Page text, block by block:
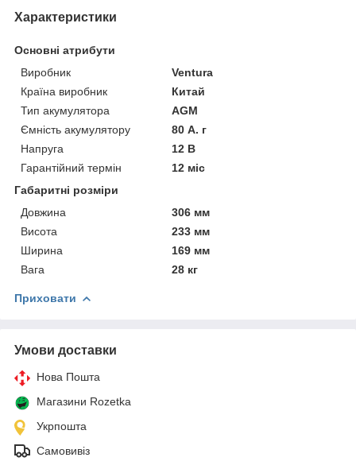
Характеристики
Основні атрибути
Виробник
Ventura
Країна виробник
Китай
Тип акумулятора
AGM
Ємність акумулятору
80 А. г
Напруга
12 В
Гарантійний термін
12 міс
Габаритні розміри
Довжина
306 мм
Висота
233 мм
Ширина
169 мм
Вага
28 кг
Приховати
Умови доставки
Нова Пошта
Магазини Rozetka
Укрпошта
Самовивіз